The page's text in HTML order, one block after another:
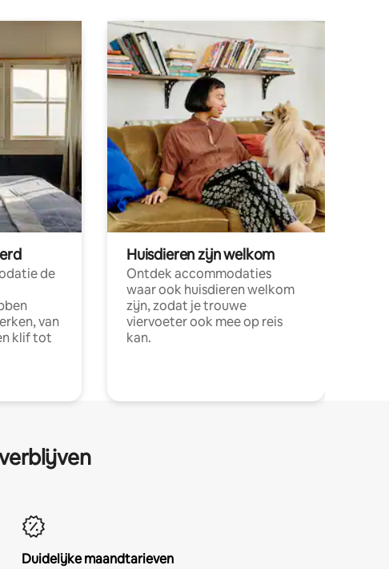
de
van
klif tot
Huisdieren zijn welkom
Ontdek accommodaties
waar ook huisdieren welkom
zijn, zodat je trouwe
viervoeter ook mee op reis
kan.
Duidelijke maandtarieven